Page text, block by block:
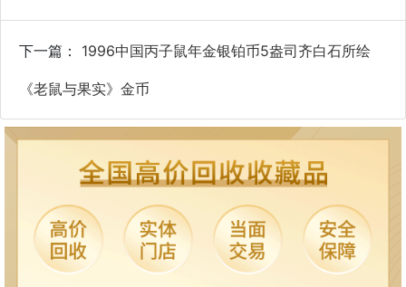
下一篇： 1996中国丙子鼠年金银铂币5盎司齐白石所绘
《老鼠与果实》金币